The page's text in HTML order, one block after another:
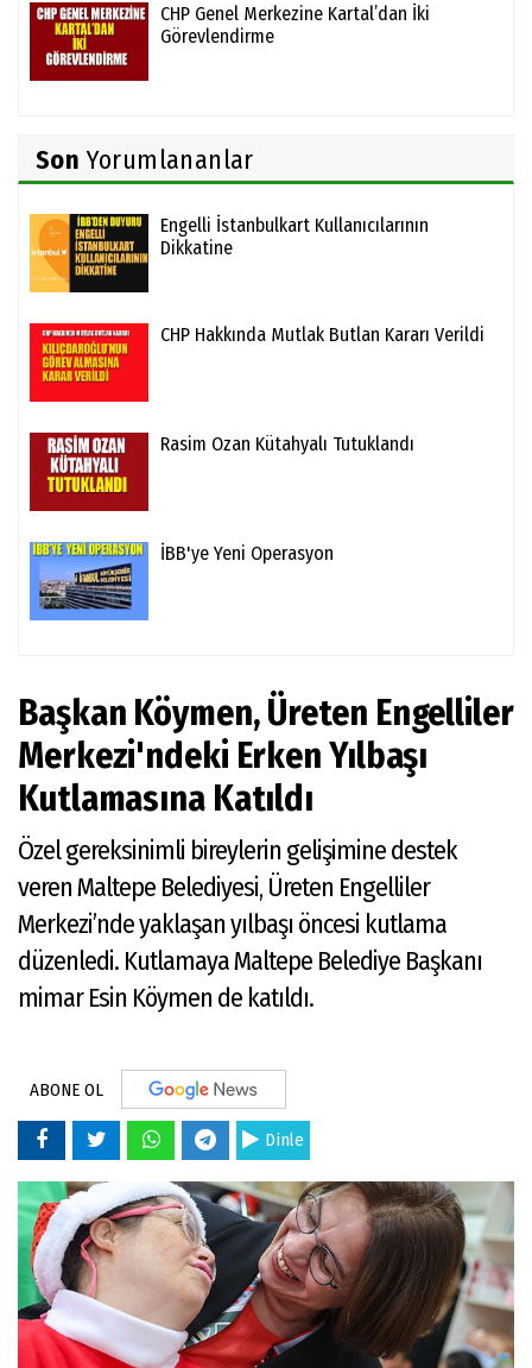
CHP Genel Merkezine Kartal’dan İki
Görevlendirme
Son Yorumlananlar
Engelli İstanbulkart Kullanıcılarının
Dikkatine
CHP Hakkında Mutlak Butlan Kararı Verildi
Rasim Ozan Kütahyalı Tutuklandı
İBB'ye Yeni Operasyon
Başkan Köymen, Üreten Engelliler
Merkezi'ndeki Erken Yılbaşı
Kutlamasına Katıldı
Özel gereksinimli bireylerin gelişimine destek
veren Maltepe Belediyesi, Üreten Engelliler
Merkezi’nde yaklaşan yılbaşı öncesi kutlama
düzenledi. Kutlamaya Maltepe Belediye Başkanı
mimar Esin Köymen de katıldı.
ABONE OL
Dinle